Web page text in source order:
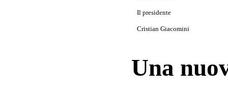
Il presidente
Cristian Giacomini
Una